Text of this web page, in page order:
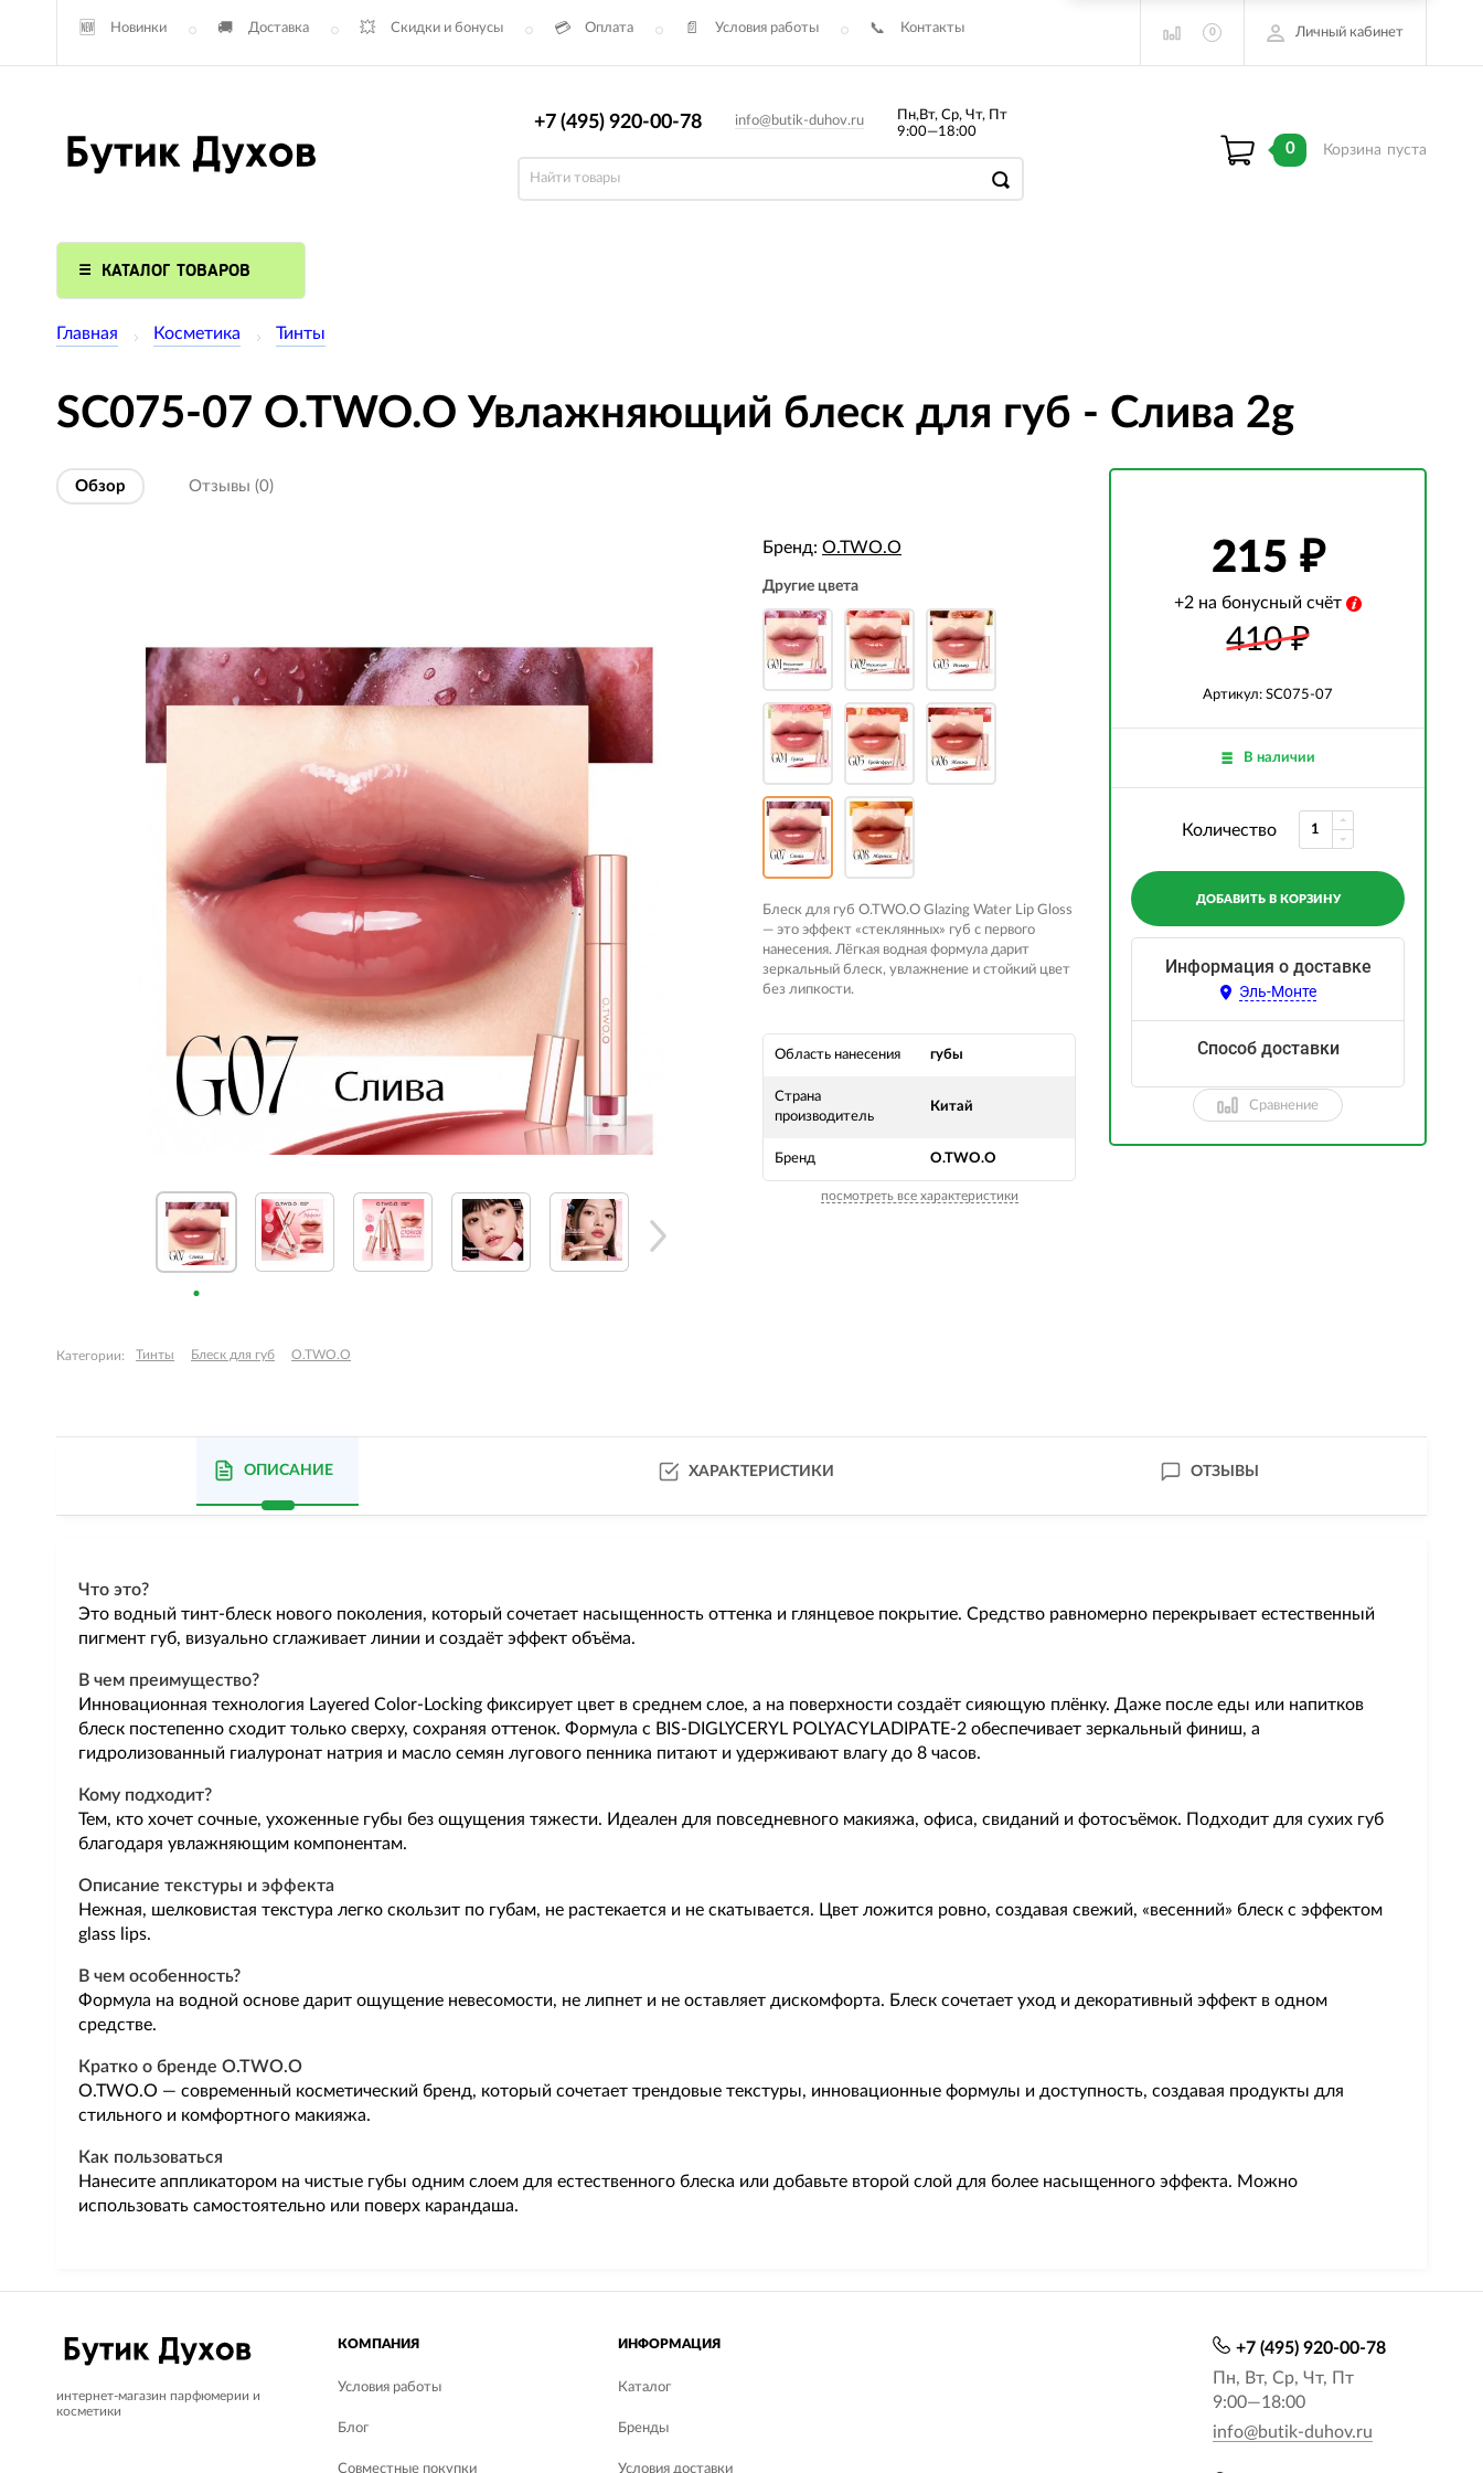
Новинки Доставка Скидки и бонусы Оплата Условия работы Контакты 0 Личный кабинет
+7 (495) 920-00-78 info@butik-duhov.ru
Пн,Вт, Ср, Чт, Пт
9:00—18:00
0 Корзина пуста
КАТАЛОГ ТОВАРОВ
Главная Косметика Тинты
SC075-07 O.TWO.O Увлажняющий блеск для губ - Слива 2g
Обзор Отзывы (0)
Бренд: O.TWO.O
Другие цвета
Блеск для губ O.TWO.O Glazing Water Lip Gloss
— это эффект «стеклянных» губ с первого
нанесения. Лёгкая водная формула дарит
зеркальный блеск, увлажнение и стойкий цвет
без липкости.
Область нанесения губы
Страна
производитель
Китай
Бренд O.TWO.O
посмотреть все характеристики
Категории: Тинты Блеск для губ O.TWO.O
215
+2 на бонусный счёт
410₽
Артикул: SC075-07
В наличии
Количество
ДОБАВИТЬ В КОРЗИНУ
Информация о доставке
Эль-Монте
Способ доставки
Сравнение
ОПИСАНИЕ ХАРАКТЕРИСТИКИ ОТЗЫВЫ
Что это?
Это водный тинт-блеск нового поколения, который сочетает насыщенность оттенка и глянцевое покрытие. Средство равномерно перекрывает естественный
пигмент губ, визуально сглаживает линии и создаёт эффект объёма.
В чем преимущество?
Инновационная технология Layered Color-Locking фиксирует цвет в среднем слое, а на поверхности создаёт сияющую плёнку. Даже после еды или напитков
блеск постепенно сходит только сверху, сохраняя оттенок. Формула с BIS-DIGLYCERYL POLYACYLADIPATE-2 обеспечивает зеркальный финиш, а
гидролизованный гиалуронат натрия и масло семян лугового пенника питают и удерживают влагу до 8 часов.
Кому подходит?
Тем, кто хочет сочные, ухоженные губы без ощущения тяжести. Идеален для повседневного макияжа, офиса, свиданий и фотосъёмок. Подходит для сухих губ
благодаря увлажняющим компонентам.
Описание текстуры и эффекта
Нежная, шелковистая текстура легко скользит по губам, не растекается и не скатывается. Цвет ложится ровно, создавая свежий, «весенний» блеск с эффектом
glass lips.
В чем особенность?
Формула на водной основе дарит ощущение невесомости, не липнет и не оставляет дискомфорта. Блеск сочетает уход и декоративный эффект в одном
средстве.
Кратко о бренде O.TWO.O
O.TWO.O — современный косметический бренд, который сочетает трендовые текстуры, инновационные формулы и доступность, создавая продукты для
стильного и комфортного макияжа.
Как пользоваться
Нанесите аппликатором на чистые губы одним слоем для естественного блеска или добавьте второй слой для более насыщенного эффекта. Можно
использовать самостоятельно или поверх карандаша.
интернет-магазин парфюмерии и
косметики
КОМПАНИЯ
Условия работы
Блог
Совместные покупки
ИНФОРМАЦИЯ
Каталог
Бренды
Условия доставки
+7 (495) 920-00-78
Пн, Вт, Ср, Чт, Пт
9:00—18:00
info@butik-duhov.ru